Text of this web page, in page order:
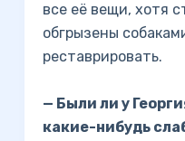
все её вещи, хотя
обгрызены
реставрировать.
— Были ли у
какие-нибудь